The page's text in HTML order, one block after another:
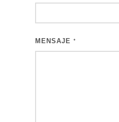
MENSAJE *